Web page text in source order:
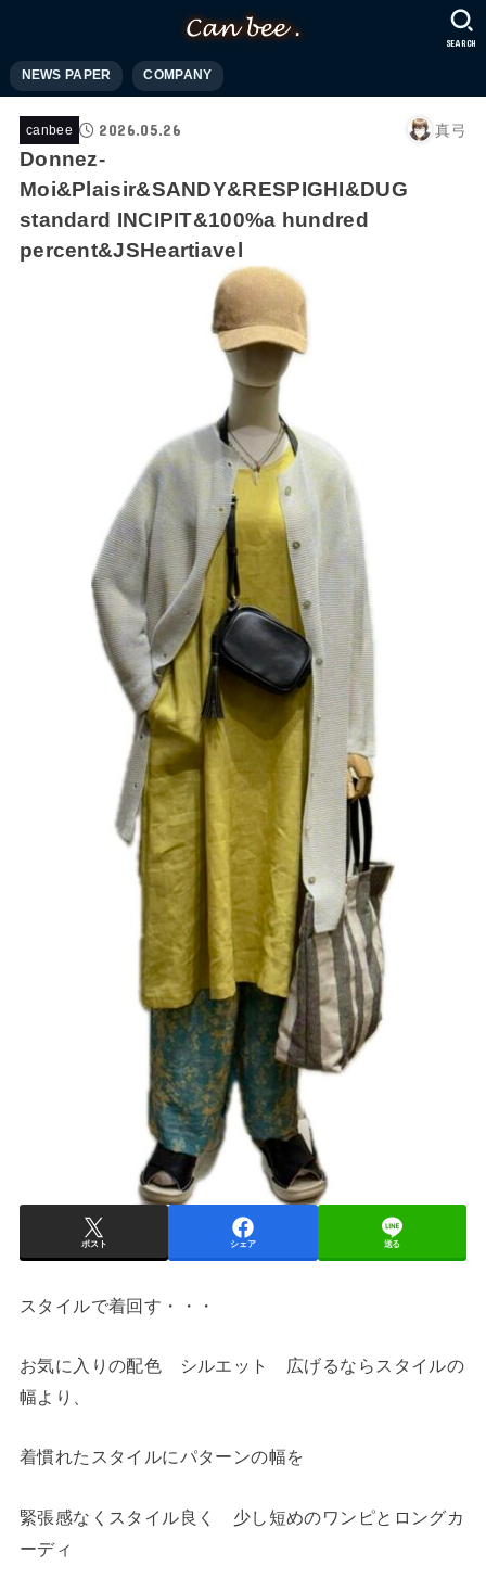
NEWS PAPER COMPANY
SEARCH
canbee 2026.05.26 真弓
Donnez-
Moi&Plaisir&SANDY&RESPIGHI&DUG
standard INCIPIT&100%a hundred
percent&JSHeartiavel
ポスト シェア 送る
スタイルで着回す・・・
お気に入りの配色 シルエット 広げるならスタイルの
幅より、
着慣れたスタイルにパターンの幅を
緊張感なくスタイル良く 少し短めのワンピとロングカ
ーディ